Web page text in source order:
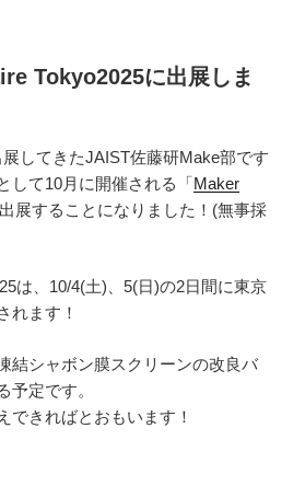
Tokyo2025に出展しま
してきたJAIST佐藤研Make部です
して10月に開催される「Maker
展することになりました！(無事採
は、10/4(土)、5(日)の2日間に東京
れます！
結シャボン膜スクリーンの改良バ
予定です。
できればとおもいます！